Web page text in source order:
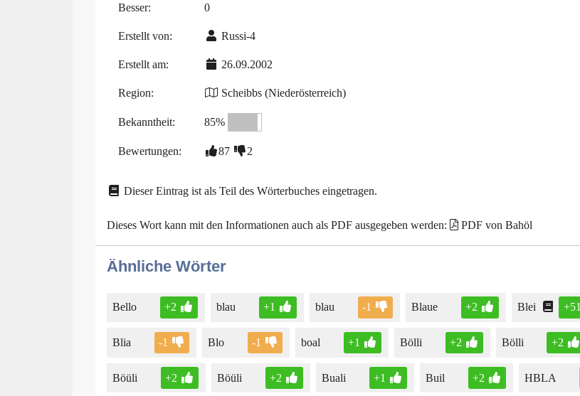
Besser: 0
Erstellt von: Russi-4
Erstellt am: 26.09.2002
Region: Scheibbs (Niederösterreich)
Bekanntheit: 85%
Bewertungen: 87 2
Dieser Eintrag ist als Teil des Wörterbuches eingetragen.
Dieses Wort kann mit den Informationen auch als PDF ausgegeben werden: PDF von Bahöl
Ähnliche Wörter
Bello +2 blau +1 blau -1 Blaue +2 Blei +51
Blia -1 Blo -1 boal +1 Bölli +2 Bölli +2
Böüli +2 Böüli +2 Buali +1 Buil +2 HBLA